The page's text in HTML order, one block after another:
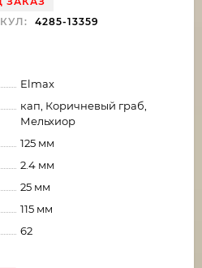
4285-13359
Elmax
кап, Коричневый граб,
Мельхиор
125 мм
2.4 мм
25 мм
115 мм
62